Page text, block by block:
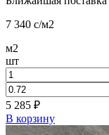
7 340 c/м2
м2
шт
5 285 ₽
В корзину